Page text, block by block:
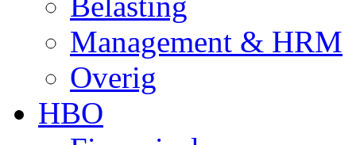
Management & HRM
Overig
HBO